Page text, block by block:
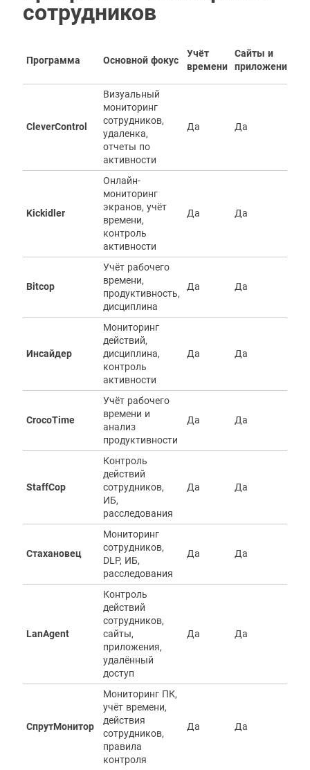
сотрудников
Программа Основной фокус
Учёт
времени
Сайты и
приложения
CleverControl
Визуальный
мониторинг
сотрудников,
удаленка,
отчеты по
активности
Да Да
Kickidler
Онлайн-
мониторинг
экранов, учёт
времени,
контроль
активности
Да Да
Bitcop
Учёт рабочего
времени,
продуктивность,
дисциплина
Да Да
Инсайдер
Мониторинг
действий,
дисциплина,
контроль
активности
Да Да
CrocoTime
Учёт рабочего
времени и
анализ
продуктивности
Да Да
StaffCop
Контроль
действий
сотрудников,
ИБ,
расследования
Да Да
Стахановец
Мониторинг
сотрудников,
DLP, ИБ,
расследования
Да Да
LanAgent
Контроль
действий
сотрудников,
сайты,
приложения,
удалённый
доступ
Да Да
СпрутМонитор
Мониторинг ПК,
учёт времени,
действия
сотрудников,
правила
контроля
Да Да